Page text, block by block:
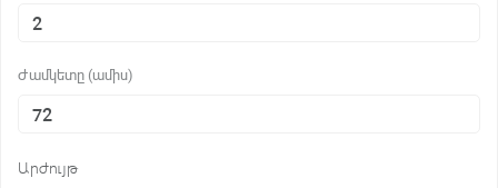
Ժամկետը (ամիս)
Արժույթ